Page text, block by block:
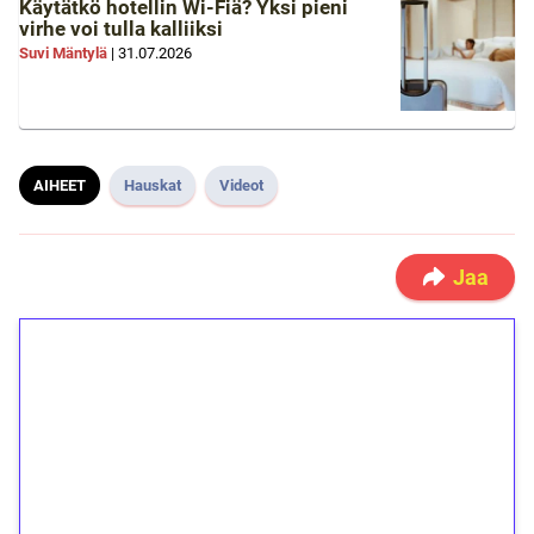
Käytätkö hotellin Wi-Fiä? Yksi pieni
virhe voi tulla kalliiksi
Suvi Mäntylä | 31.07.2026
AIHEET Hauskat Videot
Jaa